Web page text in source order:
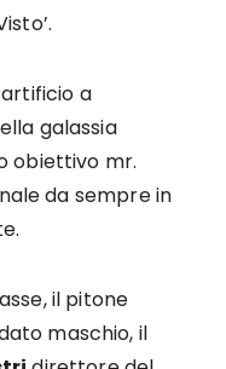
a
galassia
obiettivo mr.
da sempre in
il pitone
maschio, il